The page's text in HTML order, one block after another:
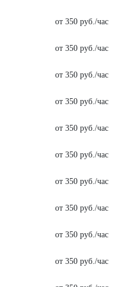
от 350 руб./час
от 350 руб./час
от 350 руб./час
от 350 руб./час
от 350 руб./час
от 350 руб./час
от 350 руб./час
от 350 руб./час
от 350 руб./час
от 350 руб./час